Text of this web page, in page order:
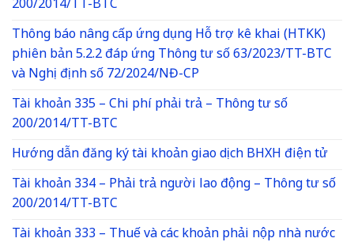
Thông báo nâng cấp ứng dụng Hỗ trợ kê khai (HTKK)
phiên bản 5.2.2 đáp ứng Thông tư số 63/2023/TT-BTC
và Nghị định số 72/2024/NĐ-CP
Tài khoản 335 – Chi phí phải trả – Thông tư số
200/2014/TT-BTC
Hướng dẫn đăng ký tài khoản giao dịch BHXH điện tử
Tài khoản 334 – Phải trả người lao động – Thông tư số
200/2014/TT-BTC
Tài khoản 333 – Thuế và các khoản phải nộp nhà nước